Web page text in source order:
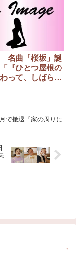
名曲「桜坂」誕
『ひとつ屋根の
わって、しばらく
で撤退「家の周りに